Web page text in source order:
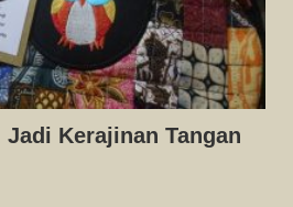
Kerajinan Tangan